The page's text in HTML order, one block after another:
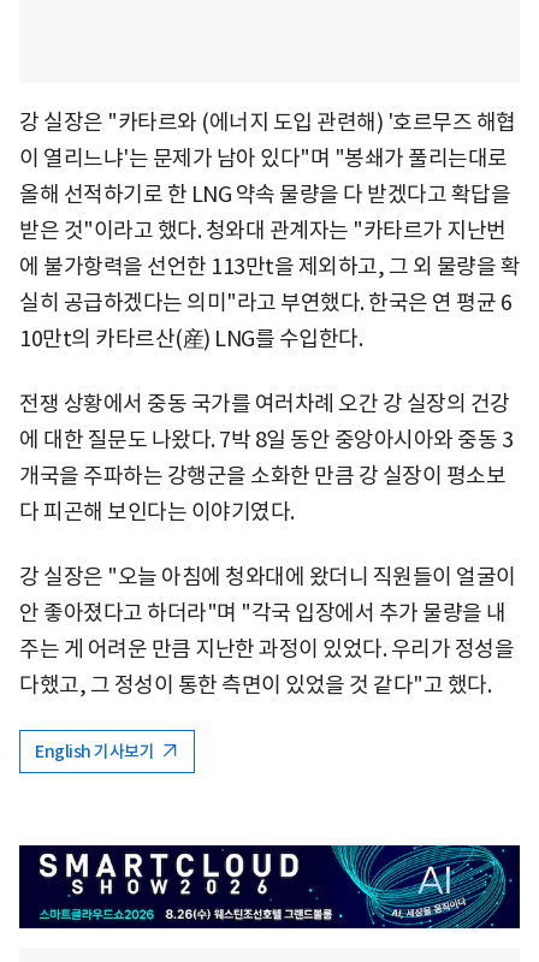
강 실장은 "카타르와 (에너지 도입 관련해) '호르무즈 해협
이 열리느냐'는 문제가 남아 있다"며 "봉쇄가 풀리는대로
올해 선적하기로 한 LNG 약속 물량을 다 받겠다고 확답을
받은 것"이라고 했다. 청와대 관계자는 "카타르가 지난번
에 불가항력을 선언한 113만t을 제외하고, 그 외 물량을 확
실히 공급하겠다는 의미"라고 부연했다. 한국은 연 평균 6
10만t의 카타르산(産) LNG를 수입한다.
전쟁 상황에서 중동 국가를 여러차례 오간 강 실장의 건강
에 대한 질문도 나왔다. 7박 8일 동안 중앙아시아와 중동 3
개국을 주파하는 강행군을 소화한 만큼 강 실장이 평소보
다 피곤해 보인다는 이야기였다.
강 실장은 "오늘 아침에 청와대에 왔더니 직원들이 얼굴이
안 좋아졌다고 하더라"며 "각국 입장에서 추가 물량을 내
주는 게 어려운 만큼 지난한 과정이 있었다. 우리가 정성을
다했고, 그 정성이 통한 측면이 있었을 것 같다"고 했다.
English 기사보기